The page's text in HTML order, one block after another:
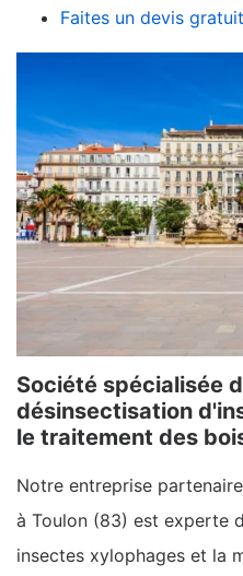
Faites un devis
Société spécialisée
désinsectisation
le traitement des
Notre entreprise
à Toulon (83) est experte
insectes xylophages et la